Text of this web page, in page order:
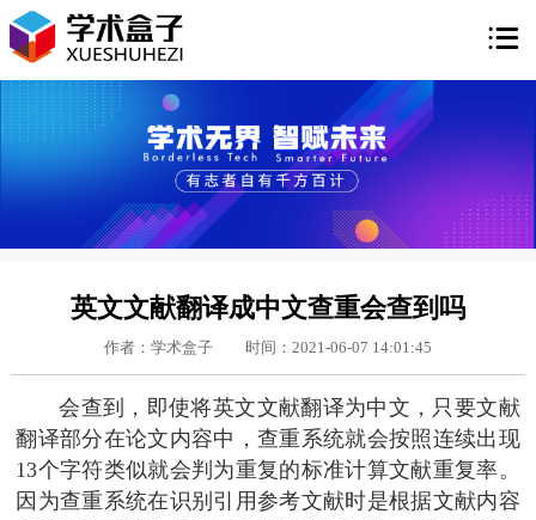

英文文献翻译成中文查重会查到吗
作者：学术盒子 时间：2021-06-07 14:01:45
会查到，即使将英文文献翻译为中文，只要文献
翻译部分在论文内容中，查重系统就会按照连续出现
13个字符类似就会判为重复的标准计算文献重复率。
因为查重系统在识别引用参考文献时是根据文献内容